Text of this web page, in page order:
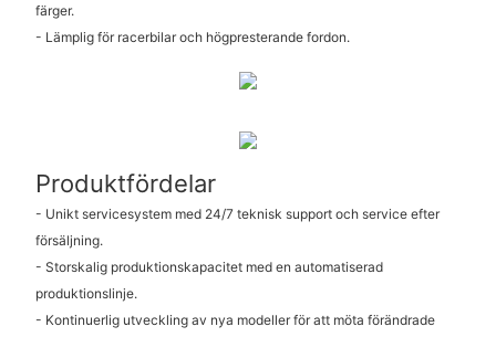
färger.
- Lämplig för racerbilar och högpresterande fordon.
Produktfördelar
- Unikt servicesystem med 24/7 teknisk support och service efter
försäljning.
- Storskalig produktionskapacitet med en automatiserad
produktionslinje.
- Kontinuerlig utveckling av nya modeller för att möta förändrade